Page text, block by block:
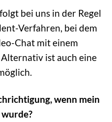
bei uns in der Regel
Verfahren, bei dem
Chat mit einem
ist auch eine
wenn mein